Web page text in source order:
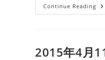
Continue Reading
年
（
パ
2015年4月